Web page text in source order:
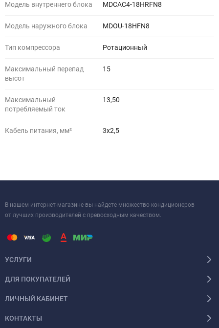
Модель внутреннего блока MDCAС4-18HRFN8
Модель наружного блока MDOU-18HFN8
Тип компрессора Ротационный
Максимальный перепад
высот
15
Максимальный
потребляемый ток
13,50
Кабель питания, мм² 3х2,5
В нашем интернет-магазине вы найдете множество кондиционеров
от лучших производителей с превосходным качеством.
УСЛУГИ
ДЛЯ ПОКУПАТЕЛЕЙ
ЛИЧНЫЙ КАБИНЕТ
КОНТАКТЫ